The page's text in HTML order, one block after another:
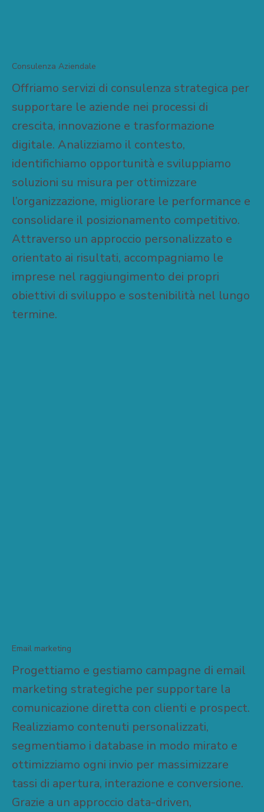
Consulenza Aziendale
Offriamo servizi di consulenza strategica per
supportare le aziende nei processi di
crescita, innovazione e trasformazione
digitale. Analizziamo il contesto,
identifichiamo opportunità e sviluppiamo
soluzioni su misura per ottimizzare
l’organizzazione, migliorare le performance e
consolidare il posizionamento competitivo.
Attraverso un approccio personalizzato e
orientato ai risultati, accompagniamo le
imprese nel raggiungimento dei propri
obiettivi di sviluppo e sostenibilità nel lungo
termine.
Email marketing
Progettiamo e gestiamo campagne di email
marketing strategiche per supportare la
comunicazione diretta con clienti e prospect.
Realizziamo contenuti personalizzati,
segmentiamo i database in modo mirato e
ottimizziamo ogni invio per massimizzare
tassi di apertura, interazione e conversione.
Grazie a un approccio data-driven,